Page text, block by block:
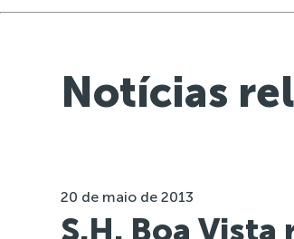
Notícias
20 de maio de 2013
S.H. Boa Vista